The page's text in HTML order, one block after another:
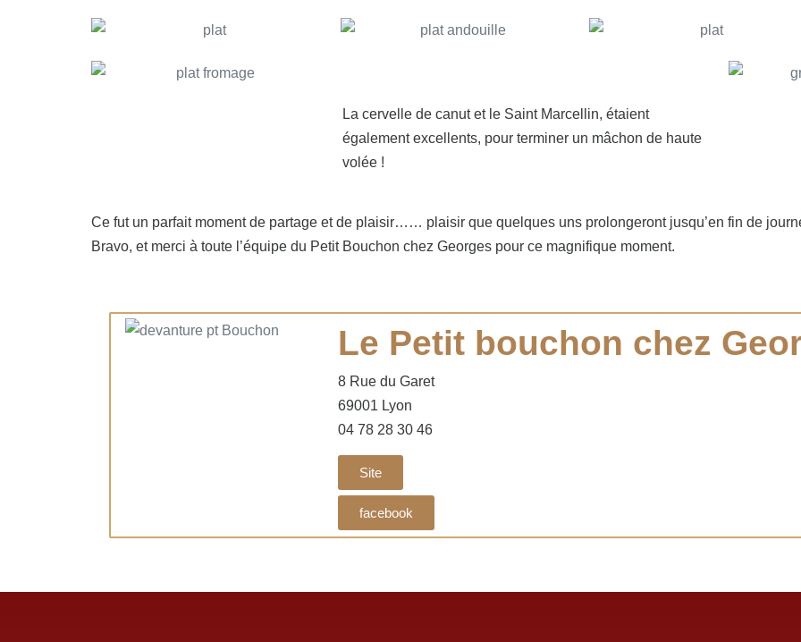
La cervelle de canut et le Saint Marcellin, étaient
également excellents, pour terminer un mâchon de haute
volée !
Ce fut un parfait moment de partage et de plaisir…… plaisir que quelques uns prolongeront jusqu’en fin de
Bravo, et merci à toute l’équipe du Petit Bouchon chez Georges pour ce magnifique moment.
Le Petit bouchon chez
8 Rue du Garet
69001 Lyon
04 78 28 30 46
Site
facebook